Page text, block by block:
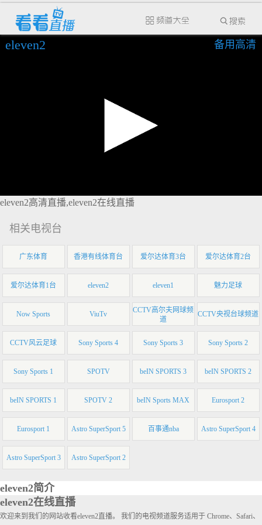
eleven2 备用高清
eleven2高清直播,eleven2在线直播
相关电视台
广东体育 香港有线体育台 爱尔达体育3台 爱尔达体育2台
爱尔达体育1台 eleven2 eleven1 魅力足球
Now Sports ViuTv
CCTV高尔夫网球频
道
CCTV央视台球频道
CCTV风云足球 Sony Sports 4 Sony Sports 3 Sony Sports 2
Sony Sports 1 SPOTV beIN SPORTS 3 beIN SPORTS 2
beIN SPORTS 1 SPOTV 2 beIN Sports MAX Eurosport 2
Eurosport 1 Astro SuperSport 5 百事通nba Astro SuperSport 4
Astro SuperSport 3 Astro SuperSport 2
eleven2简介
eleven2在线直播
欢迎来到我们的网站收看eleven2直播。 我们的电视频道服务适用于 Chrome、Safari、